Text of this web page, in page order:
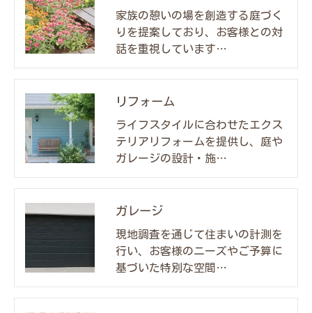
家族の憩いの場を創造する庭づく
りを提案しており、お客様との対
話を重視しています…
リフォーム
ライフスタイルに合わせたエクス
テリアリフォームを提供し、庭や
ガレージの設計・施…
ガレージ
現地調査を通じて住まいの計測を
行い、お客様のニーズやご予算に
基づいた特別な空間…